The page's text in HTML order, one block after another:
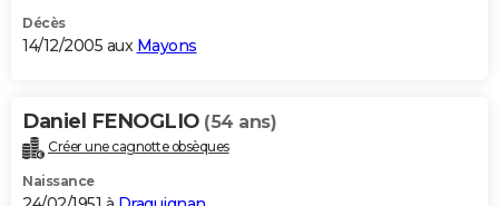
Décès
14/12/2005 aux Mayons
Daniel FENOGLIO (54 ans)
Créer une cagnotte obsèques
Naissance